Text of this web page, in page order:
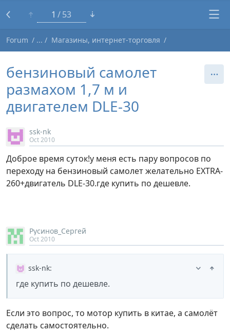
1 53
Forum Магазины, интернет-торговля
бензиновый самолет
размахом 1,7 м и
двигателем DLE-30
ssk-nk
Oct 2010
Доброе время суток!у меня есть пару вопросов по
переходу на бензиновый самолет желательно EXTRA-
260+двигатель DLE-30.где купить по дешевле.
Русинов_Сергей
Oct 2010
ssk-nk:
где купить по дешевле.
Если это вопрос, то мотор купить в китае, а самолёт
сделать самостоятельно.